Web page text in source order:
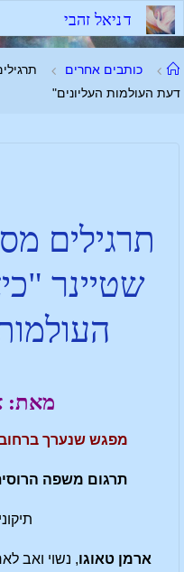
דניאל זהבי
כותבים אחרים
דעת העולמות העליונים"
תרגילים
שטיינר
מאת:
מפגש שנערך ברחובות, 18 באוקטובר
תרגום משפה
ארמן טאוגו, נשוי ואב